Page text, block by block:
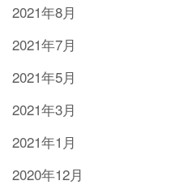
2021年8月
2021年7月
2021年5月
2021年3月
2021年1月
2020年12月